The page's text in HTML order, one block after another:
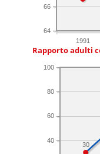
1991
64
66
Rapporto adulti
40
60
80
100
30